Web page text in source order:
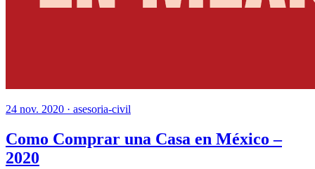
24 nov. 2020 · asesoria-civil
Como Comprar una Casa en México –
2020